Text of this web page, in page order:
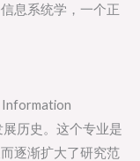
息系统学，一个正
Information
历史。这个专业是
逐渐扩大了研究范